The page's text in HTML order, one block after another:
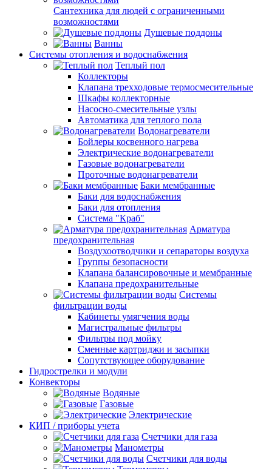
Сантехника для людей с ограниченными
возможностями
Душевые поддоны
Ванны
Системы отопления и водоснабжения
Теплый пол
Коллекторы
Клапана трехходовые термосмесительные
Шкафы коллекторные
Насосно-смесительные узлы
Автоматика для теплого пола
Водонагреватели
Бойлеры косвенного нагрева
Электрические водонагреватели
Газовые водонагреватели
Проточные водонагреватели
Баки мембранные
Баки для водоснабжения
Баки для отопления
Система "Краб"
Арматура
предохранительная
Воздухоотводчики и сепараторы воздуха
Группы безопасности
Клапана балансировочные и мембранные
Клапана предохранительные
Системы
фильтрации воды
Кабинеты умягчения воды
Магистральные фильтры
Фильтры под мойку
Сменные картриджи и засыпки
Сопутствующее оборудование
Гидрострелки и модули
Конвекторы
Водяные
Газовые
Электрические
КИП / приборы учета
Счетчики для газа
Манометры
Счетчики для воды